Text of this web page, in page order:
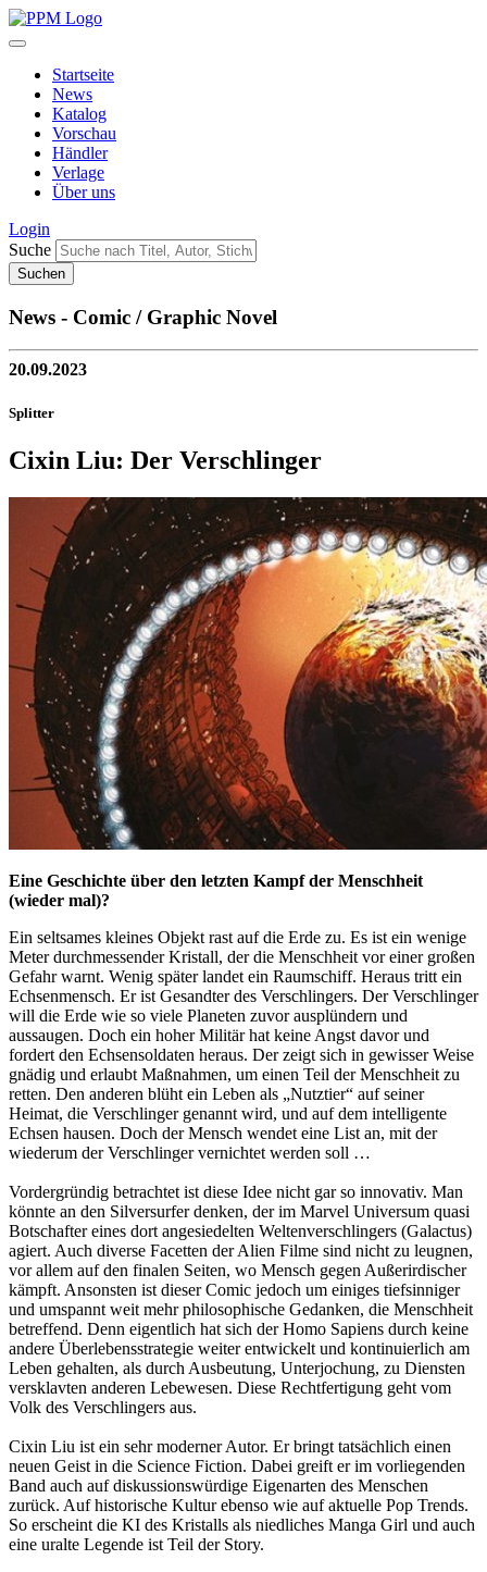
Startseite
News
Katalog
Vorschau
Händler
Verlage
Über uns
Login
Suche
News - Comic / Graphic Novel
20.09.2023
Splitter
Cixin Liu: Der Verschlinger
Eine Geschichte über den letzten Kampf der Menschheit
(wieder mal)?
Ein seltsames kleines Objekt rast auf die Erde zu. Es ist ein wenige
Meter durchmessender Kristall, der die Menschheit vor einer großen
Gefahr warnt. Wenig später landet ein Raumschiff. Heraus tritt ein
Echsenmensch. Er ist Gesandter des Verschlingers. Der Verschlinger
will die Erde wie so viele Planeten zuvor ausplündern und
aussaugen. Doch ein hoher Militär hat keine Angst davor und
fordert den Echsensoldaten heraus. Der zeigt sich in gewisser Weise
gnädig und erlaubt Maßnahmen, um einen Teil der Menschheit zu
retten. Den anderen blüht ein Leben als „Nutztier“ auf seiner
Heimat, die Verschlinger genannt wird, und auf dem intelligente
Echsen hausen. Doch der Mensch wendet eine List an, mit der
wiederum der Verschlinger vernichtet werden soll …
Vordergründig betrachtet ist diese Idee nicht gar so innovativ. Man
könnte an den Silversurfer denken, der im Marvel Universum quasi
Botschafter eines dort angesiedelten Weltenverschlingers (Galactus)
agiert. Auch diverse Facetten der Alien Filme sind nicht zu leugnen,
vor allem auf den finalen Seiten, wo Mensch gegen Außerirdischer
kämpft. Ansonsten ist dieser Comic jedoch um einiges tiefsinniger
und umspannt weit mehr philosophische Gedanken, die Menschheit
betreffend. Denn eigentlich hat sich der Homo Sapiens durch keine
andere Überlebensstrategie weiter entwickelt und kontinuierlich am
Leben gehalten, als durch Ausbeutung, Unterjochung, zu Diensten
versklavten anderen Lebewesen. Diese Rechtfertigung geht vom
Volk des Verschlingers aus.
Cixin Liu ist ein sehr moderner Autor. Er bringt tatsächlich einen
neuen Geist in die Science Fiction. Dabei greift er im vorliegenden
Band auch auf diskussionswürdige Eigenarten des Menschen
zurück. Auf historische Kultur ebenso wie auf aktuelle Pop Trends.
So erscheint die KI des Kristalls als niedliches Manga Girl und auch
eine uralte Legende ist Teil der Story.